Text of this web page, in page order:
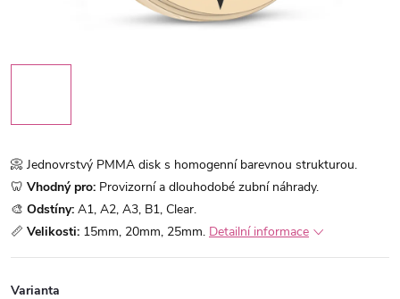
📀 Jednovrstvý PMMA disk s homogenní barevnou strukturou.
🦷 Vhodný pro: Provizorní a dlouhodobé zubní náhrady.
🎨 Odstíny: A1, A2, A3, B1, Clear.
📏 Velikosti: 15mm, 20mm, 25mm. Detailní informace
Varianta